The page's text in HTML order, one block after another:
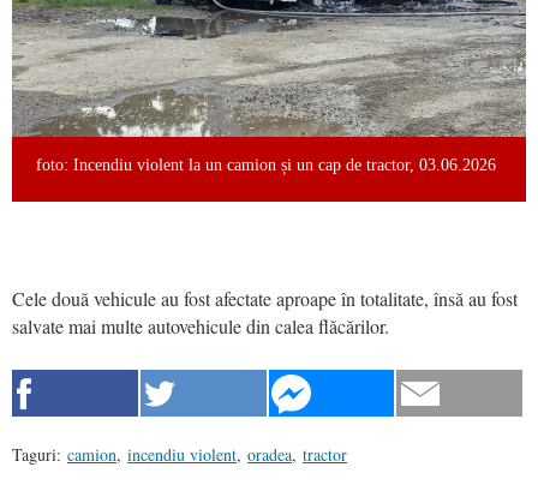
foto: Incendiu violent la un camion și un cap de tractor, 03.06.2026
Cele două vehicule au fost afectate aproape în totalitate, însă au fost
salvate mai multe autovehicule din calea flăcărilor.
Taguri: camion, incendiu violent, oradea, tractor